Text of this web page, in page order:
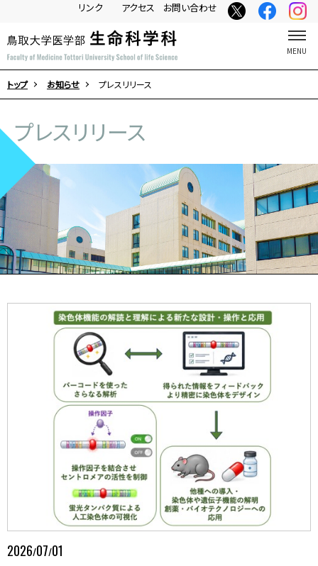
リンク アクセス お問い合わせ
トップ お知らせ プレスリリース
プレスリリース
2026/07/01